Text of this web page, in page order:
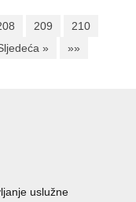
209
210
» »»
uslužne